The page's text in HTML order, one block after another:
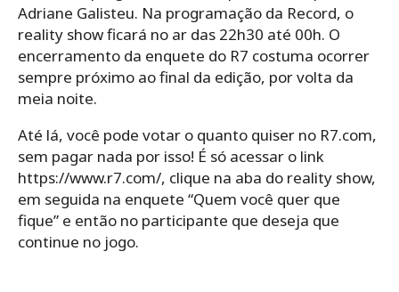
Adriane Galisteu. Na programação da Record, o
reality show ficará no ar das 22h30 até 00h. O
encerramento da enquete do R7 costuma ocorrer
sempre próximo ao final da edição, por volta da
meia noite.
Até lá, você pode votar o quanto quiser no R7.com,
sem pagar nada por isso! É só acessar o link
https://www.r7.com/, clique na aba do reality show,
em seguida na enquete “Quem você quer que
fique” e então no participante que deseja que
continue no jogo.